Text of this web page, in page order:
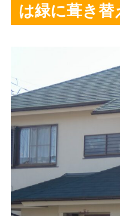
は緑に葺き